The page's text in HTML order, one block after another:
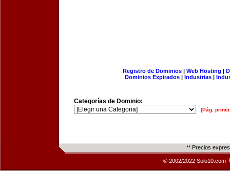
Registro de Dominios| Web Hosting |
Dominios Expirados | Industrias |
Categorías de Dominio:
[Pág.
** Precios
© 2002/2022 Solo10.com